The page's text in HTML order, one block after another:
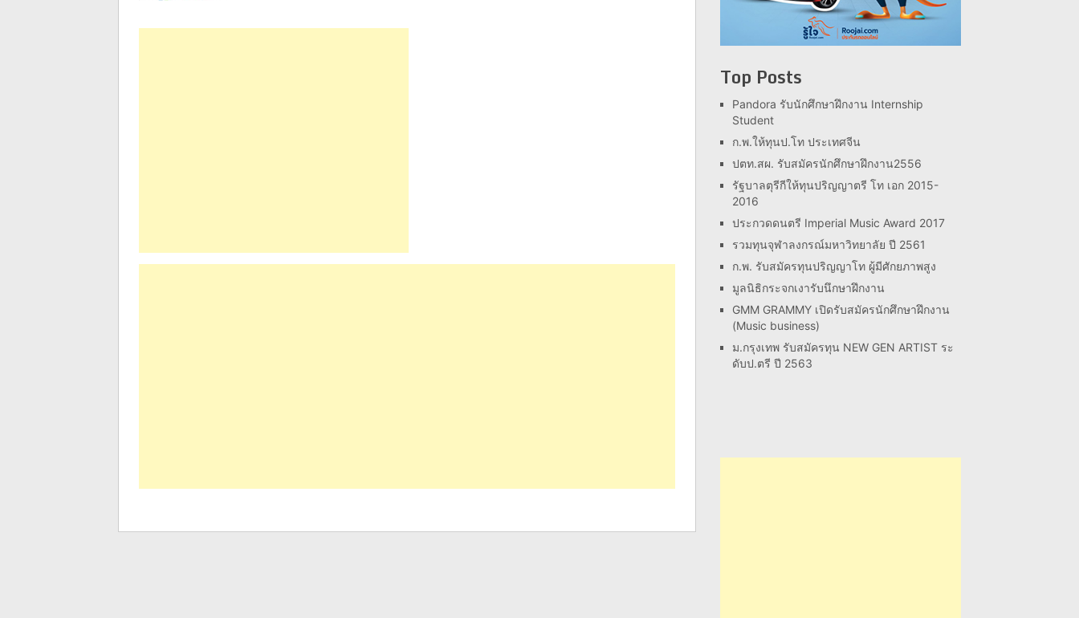
Top Posts
Pandora รับนักศึกษาฝึกงาน Internship
Student
ก.พ.ให้ทุนป.โท ประเทศจีน
ปตท.สผ. รับสมัครนักศึกษาฝึกงาน2556
รัฐบาลตุรีกีให้ทุนปริญญาตรี โท เอก 2015-
2016
ประกวดดนตรี Imperial Music Award 2017
รวมทุนจุฬาลงกรณ์มหาวิทยาลัย ปี 2561
ก.พ. รับสมัครทุนปริญญาโท ผู้มีศักยภาพสูง
มูลนิธิกระจกเงารับนึกษาฝึกงาน
GMM GRAMMY เปิดรับสมัครนักศึกษาฝึกงาน
(Music business)
ม.กรุงเทพ รับสมัครทุน NEW GEN ARTIST ระ
ดับป.ตรี ปี 2563